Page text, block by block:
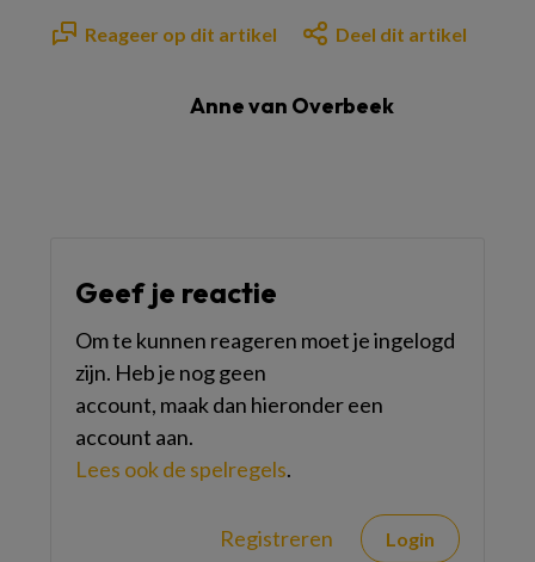
Reageer op dit artikel Deel dit artikel
Anne van Overbeek
Geef je reactie
Om te kunnen reageren moet je ingelogd
zijn. Heb je nog geen
account, maak dan hieronder een
account aan.
Lees ook de spelregels.
Registreren Login